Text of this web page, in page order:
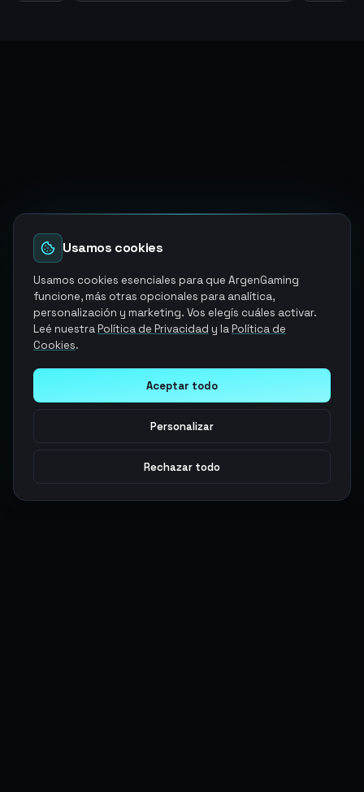
Usamos cookies
Usamos cookies esenciales para que ArgenGaming
funcione, más otras opcionales para analítica,
personalización y marketing. Vos elegís cuáles activar.
Leé nuestraPolítica de Privacidad y laPolítica de
Cookies.
Aceptar todo
Personalizar
Rechazar todo